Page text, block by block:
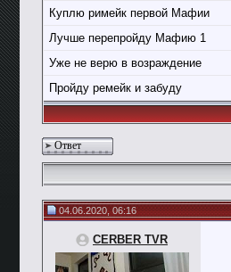
Куплю римейк первой Мафии
Лучше перепройду Мафию 1
Уже не верю в возраждение
Пройду ремейк и забуду
Ответ
04.06.2020, 06:16
CERBER TVR